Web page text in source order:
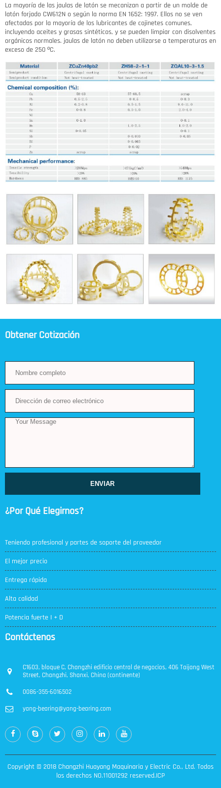
La mayoría de las jaulas de latón se mecanizan a partir de un molde de
latón forjado CW612N o según la norma EN 1652: 1997. Ellos no se ven
afectadas por la mayoría de los lubricantes de cojinetes comunes,
incluyendo aceites y grasas sintéticos, y se pueden limpiar con disolventes
orgánicos normales. jaulas de latón no deben utilizarse a temperaturas en
exceso de 250 ºC.
Obtener Cotización
ENVIAR
¿Por Qué Elegirnos?
Teniendo profesional y partes de soporte del proveedor
El mejor precio
Entrega rápida
Alta calidad
Potencia fuerte I + D
Contáctenos
C1603, bloque C, Changzhi edificio central de negocios, 406 Taijang West
Street, Changzhi, Shanxi, China (continente)
0086-355-6016502
yang-bearing@yang-bearing.com
Copyright © 2018 Changzhi Huayang Maquinaria y Electric Co., Ltd. Todos
los derechos NO.11001292 reserved.ICP